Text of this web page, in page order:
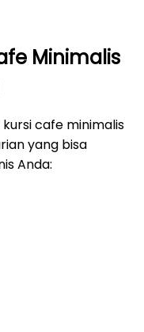
Minimalis
cafe minimalis
yang bisa
Anda: